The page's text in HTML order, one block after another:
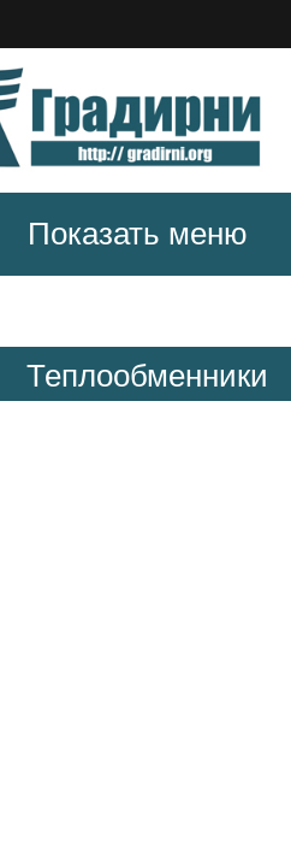
Показать меню
Теплообменники